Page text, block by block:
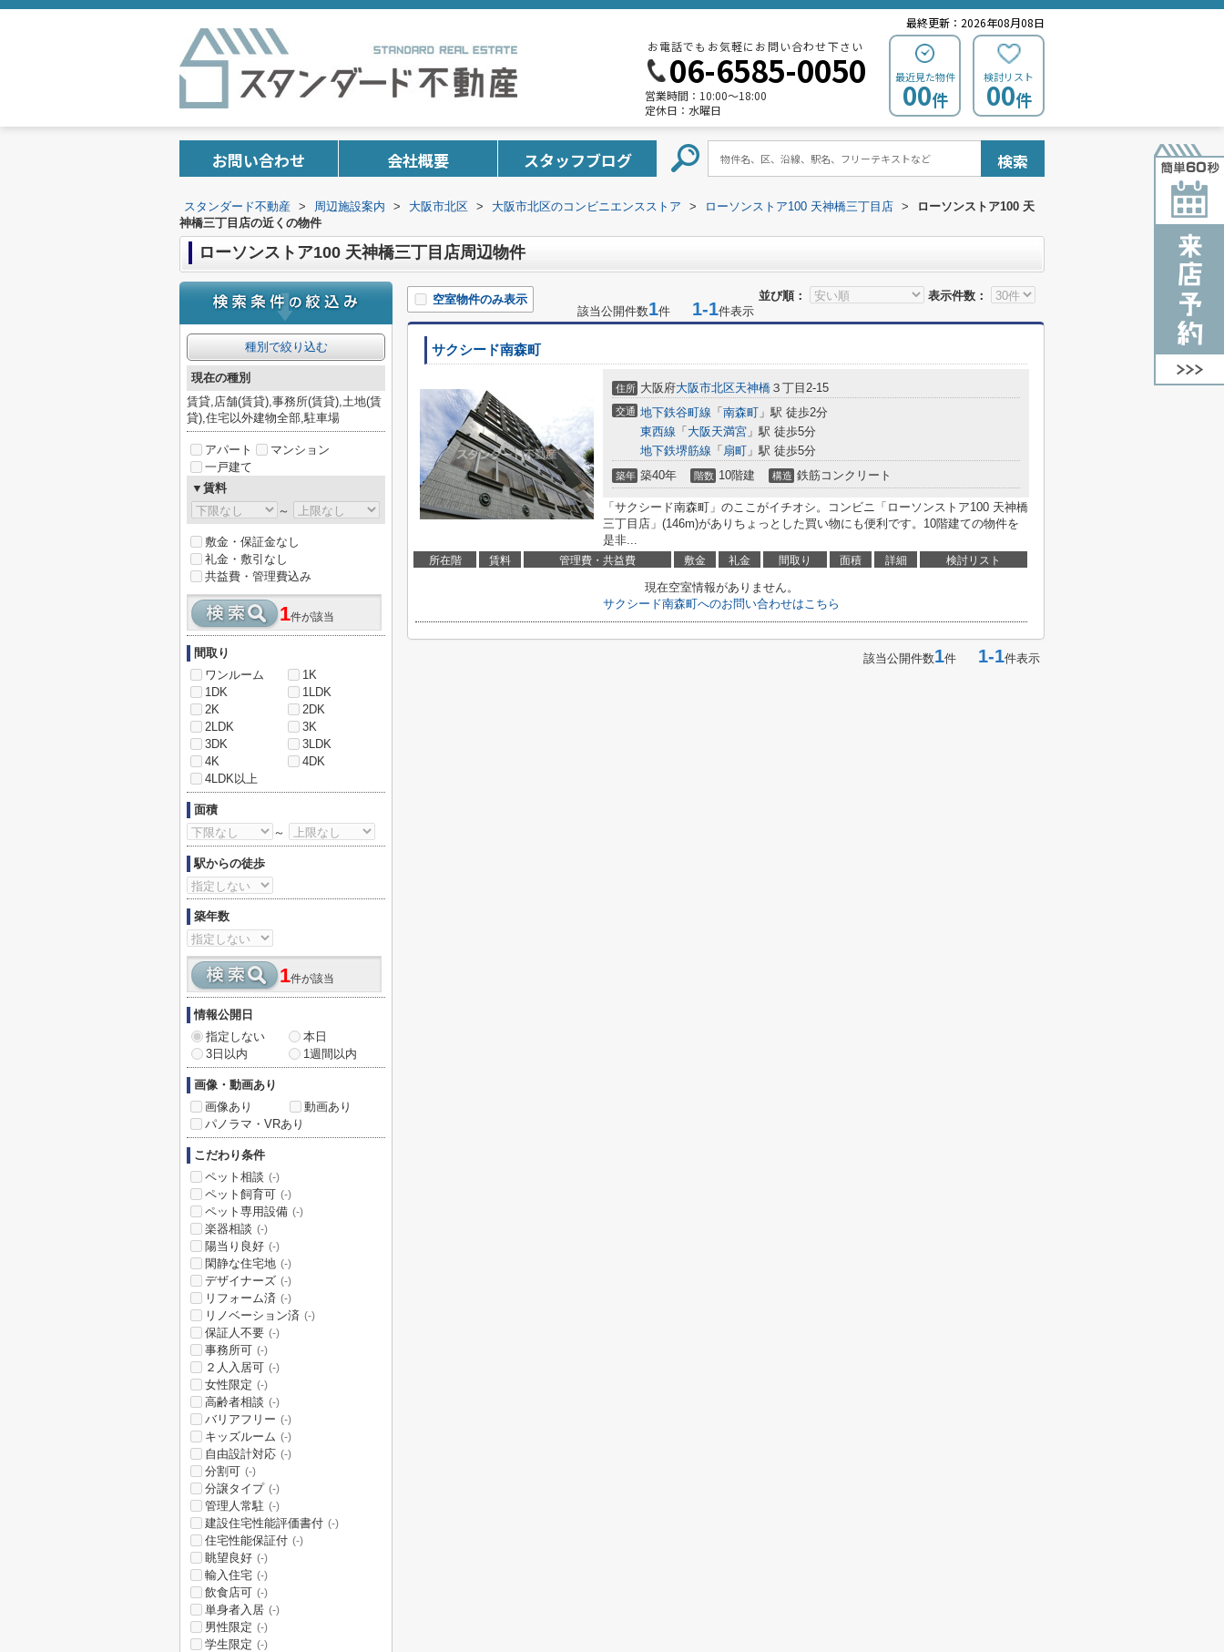
最終更新：2026年08月08日
お電話でもお気軽にお問い合わせ下さい
06-6585-0050
営業時間： 10:00～18:00
定休日： 水曜日
最近見た物件
00件
検討リスト
00件
お問い合わせ 会社概要 スタッフブログ 検索
スタンダード不動産 > 周辺施設案内 > 大阪市北区 > 大阪市北区のコンビニエンスストア > ローソンストア100 天神橋三丁目店 >
ローソンストア100 天
神橋三丁目店の近くの物件
ローソンストア100 天神橋三丁目店周辺物件
並び順： 表示件数：
空室物件のみ表示
該当公開件数1件 1-1件表示
サクシード南森町
住所 大阪府大阪市北区天神橋 ３丁目2-15
交通 地下鉄谷町線 「 南森町 」駅 徒歩2分
東西線 「 大阪天満宮 」駅 徒歩5分
地下鉄堺筋線 「 扇町 」駅 徒歩5分
築年 築40年 階数 10階建 構造 鉄筋コンクリート
「サクシード南森町」のここがイチオシ。コンビニ「ローソンストア100 天神橋
三丁目店」(146m)がありちょっとした買い物にも便利です。10階建ての物件を
是非...
所在階 賃料 管理費・共益費 敷金 礼金 間取り 面積 詳細 検討リスト
現在空室情報がありません。
サクシード南森町へのお問い合わせはこちら
該当公開件数1件 1-1件表示
種別で絞り込む
現在の種別
賃貸,店舗(賃貸),事務所(賃貸),土地(賃
貸),住宅以外建物全部,駐車場
アパート
マンション
一戸建て
▼賃料
～
敷金・保証金なし
礼金・敷引なし
共益費・管理費込み
1件が該当
間取り
ワンルーム
1K
1DK
1LDK
2K
2DK
2LDK
3K
3DK
3LDK
4K
4DK
4LDK以上
面積
～
駅からの徒歩
築年数
1件が該当
情報公開日
指定しない
本日
3日以内
1週間以内
画像・動画あり
画像あり
動画あり
パノラマ・VRあり
こだわり条件
ペット相談 (-)
ペット飼育可 (-)
ペット専用設備 (-)
楽器相談 (-)
陽当り良好 (-)
閑静な住宅地 (-)
デザイナーズ (-)
リフォーム済 (-)
リノベーション済 (-)
保証人不要 (-)
事務所可 (-)
２人入居可 (-)
女性限定 (-)
高齢者相談 (-)
バリアフリー (-)
キッズルーム (-)
自由設計対応 (-)
分割可 (-)
分譲タイプ (-)
管理人常駐 (-)
建設住宅性能評価書付 (-)
住宅性能保証付 (-)
眺望良好 (-)
輸入住宅 (-)
飲食店可 (-)
単身者入居 (-)
男性限定 (-)
学生限定 (-)